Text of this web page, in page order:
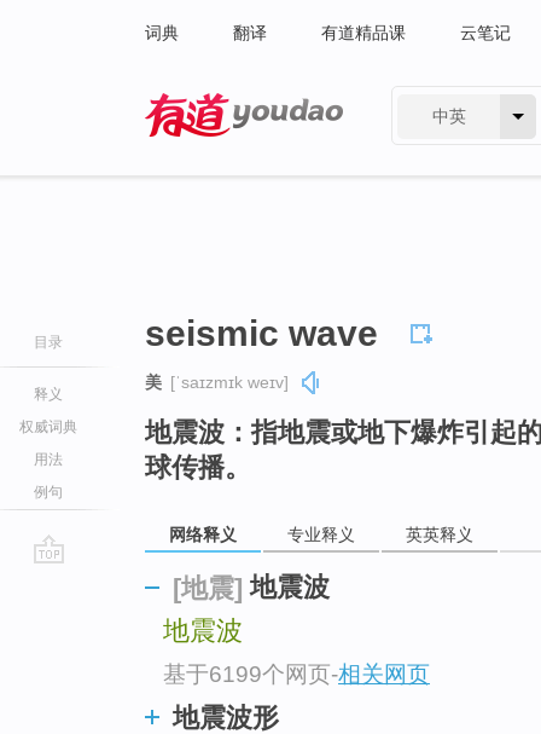
词典 翻译 有道精品课 云笔记
中英
目录
释义
权威词典
用法
例句
seismic wave
美 [ˈsaɪzmɪk weɪv]
地震波：指地震或地下爆炸引起
球传播。
网络释义 专业释义 英英释义
[地震] 地震波
地震波
基于6199个网页-相关网页
地震波形